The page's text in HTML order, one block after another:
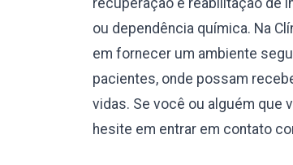
recuperação e reabilitação de
ou dependência química. Na
em fornecer um ambiente
pacientes, onde possam
vidas. Se você ou alguém que
hesite em entrar em contato